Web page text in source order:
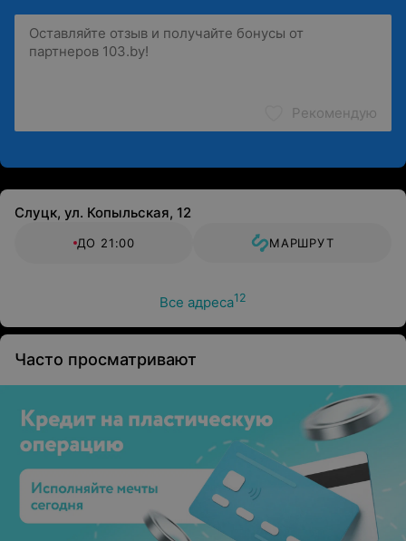
Рекомендую
Слуцк, ул. Копыльская, 12
ДО 21:00 МАРШРУТ
Все адреса12
Часто просматривают